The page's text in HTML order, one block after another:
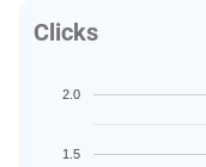
Clicks
1.5
2.0